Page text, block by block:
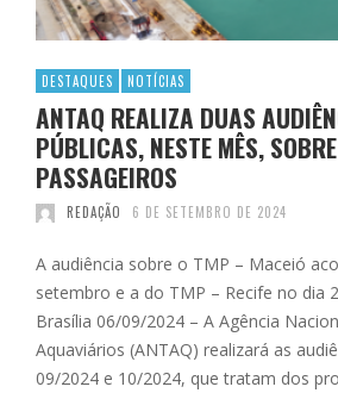
DESTAQUES NOTÍCIAS
ANTAQ REALIZA DUAS
PÚBLICAS, NESTE MÊS,
PASSAGEIROS
REDAÇÃO 6 DE SETEMBRO DE 2024
A audiência sobre o TMP – Maceió
setembro e a do TMP – Recife no dia
Brasília 06/09/2024 – A Agência
Aquaviários (ANTAQ) realizará as
09/2024 e 10/2024, que tratam dos